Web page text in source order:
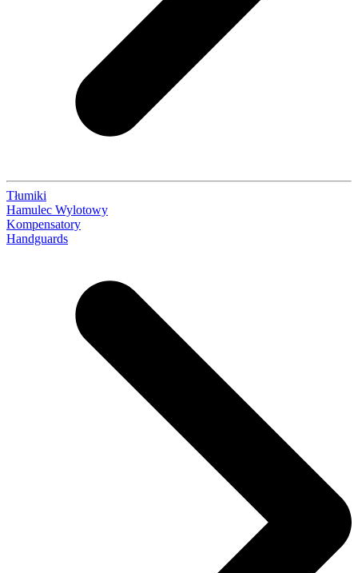
Tłumiki
Hamulec Wylotowy
Kompensatory
Handguards